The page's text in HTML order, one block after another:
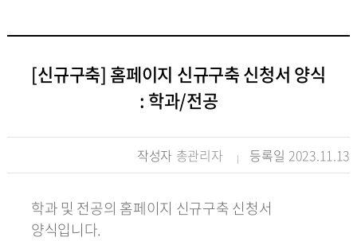
[신규구축] 홈페이지 신규구축 신청서 양식
: 학과/전공
작성자 총관리자 등록일 2023.11.13
학과 및 전공의 홈페이지 신규구축 신청서
양식입니다.